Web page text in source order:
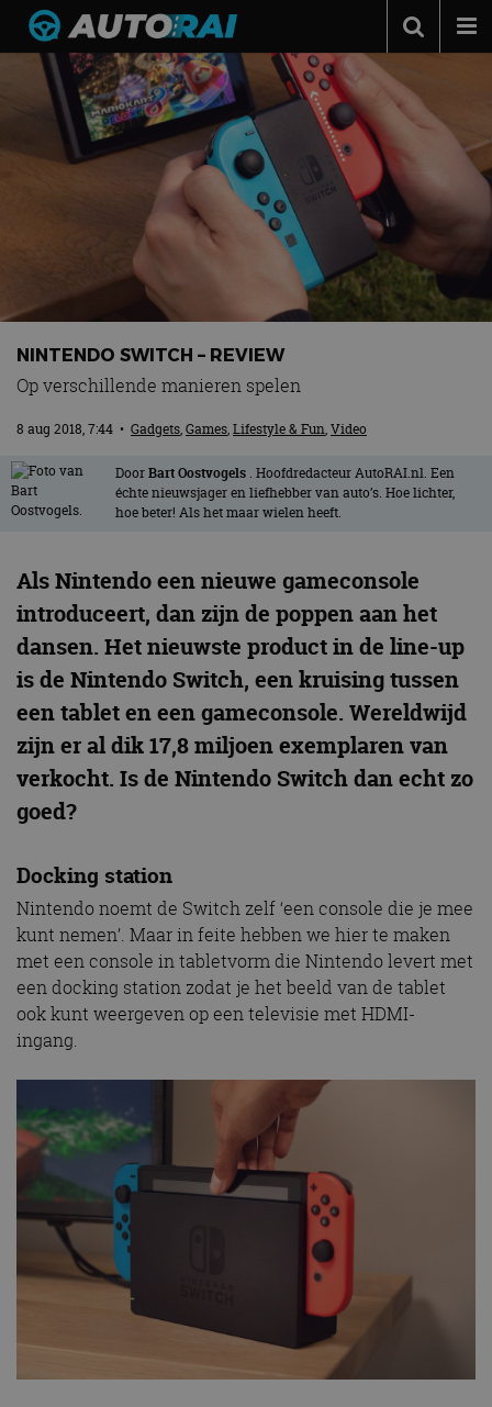
Autonieuws
Podcast
Autotests
MotorRAI.nl
NINTENDO SWITCH – REVIEW
Op verschillende manieren spelen
8 aug 2018, 7:44 • Gadgets,Games,Lifestyle & Fun,Video
DoorBart Oostvogels . Hoofdredacteur AutoRAI.nl. Een
échte nieuwsjager en liefhebber van auto’s. Hoe lichter,
hoe beter! Als het maar wielen heeft.
Als Nintendo een nieuwe gameconsole
introduceert, dan zijn de poppen aan het
dansen. Het nieuwste product in de line-up
is de Nintendo Switch, een kruising tussen
een tablet en een gameconsole. Wereldwijd
zijn er al dik 17,8 miljoen exemplaren van
verkocht. Is de Nintendo Switch dan echt zo
goed?
Docking station
Nintendo noemt de Switch zelf ‘een console die je mee
kunt nemen’. Maar in feite hebben we hier te maken
met een console in tabletvorm die Nintendo levert met
een docking station zodat je het beeld van de tablet
ook kunt weergeven op een televisie met HDMI-
ingang.